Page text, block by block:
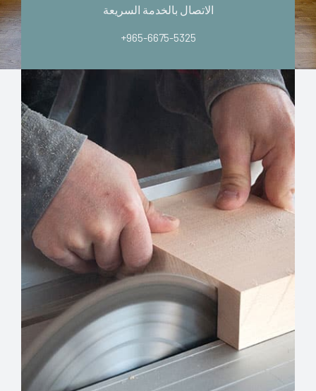
الاتصال بالخدمة السريعة
+965-6675-5325